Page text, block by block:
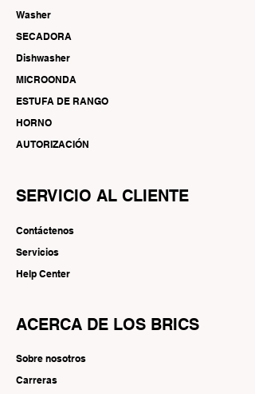
Washer
SECADORA
Dishwasher
MICROONDA
ESTUFA DE RANGO
HORNO
AUTORIZACIÓN
SERVICIO AL CLIENTE
Contáctenos
Servicios
Help Center
ACERCA DE LOS BRICS
Sobre nosotros
Carreras